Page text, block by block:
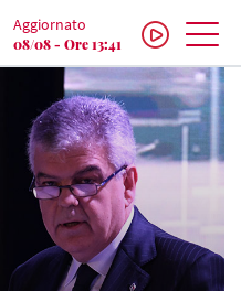
Aggiornato
08/08 - Ore 13:41